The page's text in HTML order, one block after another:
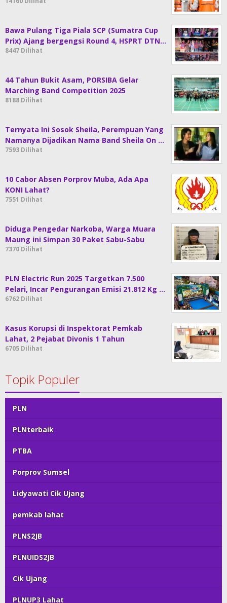
Bawa Pulang Tiga Piala SCP (Sumatra Cup
Prix) Ajang bergengsi Round 4, HSPRT DTN…
8447 Dilihat
44 Tahun Bukit Asam, PORSIBA Gelar
Marching Band Competition 2025
8188 Dilihat
Ternyata Ini Sosok Sheila, Perempuan Yang
Namanya Dijadikan Nama Band Sheila On …
7593 Dilihat
10 Cabor Absen Porprov Muba, Ada Apa
KONI Lahat?
7551 Dilihat
Diduga Pengedar Narkoba, Warga Muara
Maung ini Simpan 30 Paket Sabu-Sabu
7370 Dilihat
PLN Electric Run 2025 Targetkan 7.500
Pelari, Incar Pengurangan Emisi 21.812 Kg …
6762 Dilihat
Kasus Korupsi di Inspektorat Pemkab
Lahat, 2 Pejabat Divonis 1 Tahun
6705 Dilihat
Topik Populer
PLN
PLNterbaik
PTBA
Porprov Sumsel
Lidyawati Cik Ujang
pemkab lahat
PLNS2JB
PLNUIDS2JB
Cik Ujang
PLNUP3 Lahat